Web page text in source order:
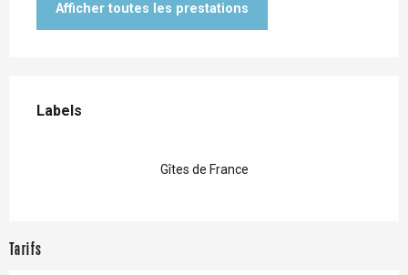
Afficher toutes les prestations
Labels
Labels
Gîtes de France
Tarifs